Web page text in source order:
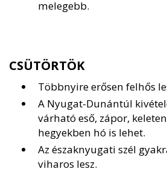
melegebb.
CSÜTÖRTÖK
Többnyire erősen felhős
A Nyugat-Dunántúl
várható eső, zápor,
hegyekben hó is lehet.
Az északnyugati szél
viharos lesz.